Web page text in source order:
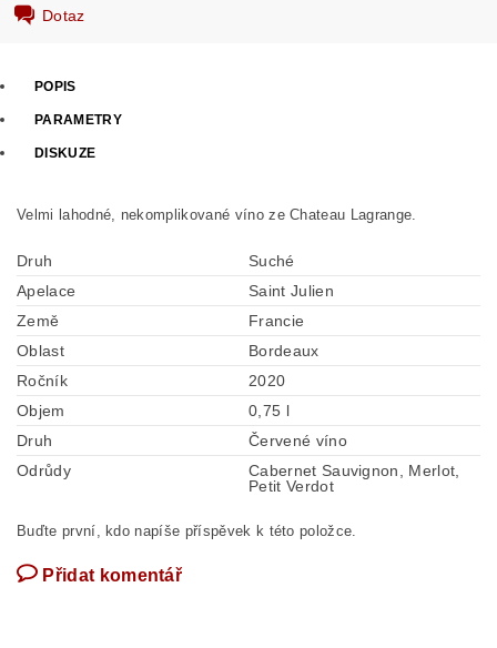
Dotaz
POPIS
PARAMETRY
DISKUZE
Velmi lahodné, nekomplikované víno ze Chateau Lagrange.
Druh
Suché
Apelace
Saint Julien
Země
Francie
Oblast
Bordeaux
Ročník
2020
Objem
0,75 l
Druh
Červené víno
Odrůdy
Cabernet Sauvignon, Merlot,
Petit Verdot
Buďte první, kdo napíše příspěvek k této položce.
Přidat komentář